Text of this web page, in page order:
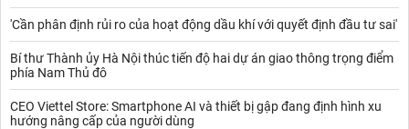
'Cần phân định rủi ro của hoạt động dầu khí với quyết định đầu tư sai'
Bí thư Thành ủy Hà Nội thúc tiến độ hai dự án giao thông trọng điểm
phía Nam Thủ đô
CEO Viettel Store: Smartphone AI và thiết bị gập đang định hình xu
hướng nâng cấp của người dùng